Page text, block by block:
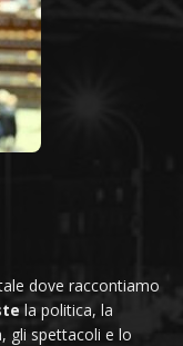
dove raccontiamo
la politica, la
gli spettacoli e lo